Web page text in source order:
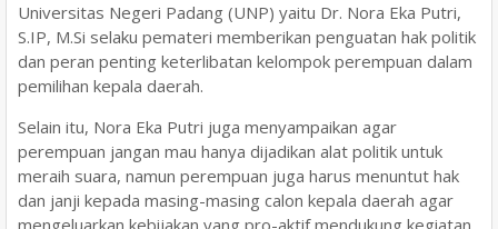
Universitas Negeri Padang (UNP) yaitu Dr. Nora Eka Putri,
S.IP, M.Si selaku pemateri memberikan penguatan hak politik
dan peran penting keterlibatan kelompok perempuan dalam
pemilihan kepala daerah.
Selain itu, Nora Eka Putri juga menyampaikan agar
perempuan jangan mau hanya dijadikan alat politik untuk
meraih suara, namun perempuan juga harus menuntut hak
dan janji kepada masing-masing calon kepala daerah agar
mengeluarkan kebijakan yang pro-aktif mendukung kegiatan